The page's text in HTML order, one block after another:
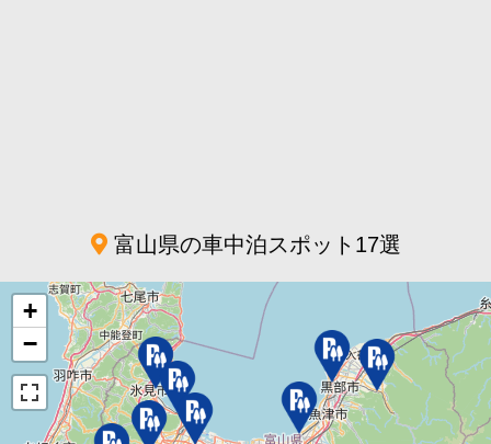
富山県の車中泊スポット17選
+
−